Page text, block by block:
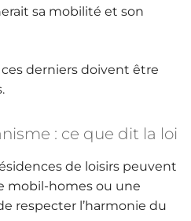
sa mobilité et son
derniers doivent être
: ce que dit la loi
de loisirs peuvent
mobil-homes ou une
respecter l’harmonie du